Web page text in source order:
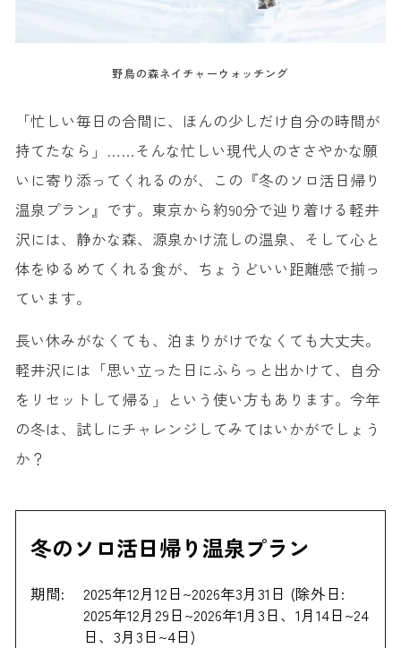
野鳥の森ネイチャーウォッチング
「忙しい毎日の合間に、ほんの少しだけ自分の時間が
持てたなら」……そんな忙しい現代人のささやかな願
いに寄り添ってくれるのが、この『冬のソロ活日帰り
温泉プラン』です。東京から約90分で辿り着ける軽井
沢には、静かな森、源泉かけ流しの温泉、そして心と
体をゆるめてくれる食が、ちょうどいい距離感で揃っ
ています。
長い休みがなくても、泊まりがけでなくても大丈夫。
軽井沢には「思い立った日にふらっと出かけて、自分
をリセットして帰る」という使い方もあります。今年
の冬は、試しにチャレンジしてみてはいかがでしょう
か？
冬のソロ活日帰り温泉プラン
期間:
2025年12月12日~2026年3月31日 (除外日:
2025年12月29日~2026年1月3日、1月14日~24
日、3月3日~4日)